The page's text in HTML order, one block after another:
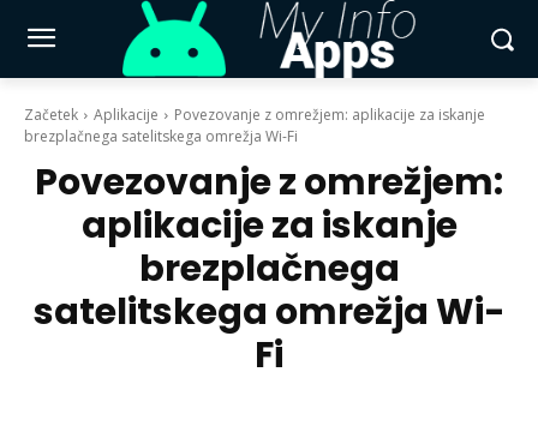
Začetek Aplikacije
Povezovanje z omrežjem: aplikacije za iskanje
brezplačnega satelitskega omrežja Wi-Fi
Povezovanje z omrežjem:
aplikacije za iskanje
brezplačnega
satelitskega omrežja Wi-
Fi